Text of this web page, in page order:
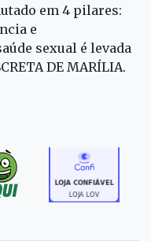
em 4 pilares:
e
sexual é levada
DE MARÍLIA.